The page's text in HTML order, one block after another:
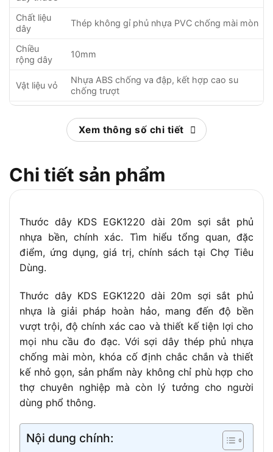
Chất liệu
dây
Thép không gỉ phủ nhựa PVC chống mài mòn
Chiều
rộng dây
10mm
Vật liệu vỏ
Nhựa ABS chống va đập, kết hợp cao su
chống trượt
±1mm trên 10m (theo tiêu chuẩn JIS Class 1)
Khóa cố định tự động, nút bấm nhả dây linh
Trọng
lượng
450g
thước vỏ
Tính năng
bổ sung
Móc thép không gỉ, dây đeo cổ tay, thước có
thể đứng thẳng trên bề mặt phẳng
Màu sắc
Xem thông số chi tiết
Chi tiết sản phẩm
Thước dây KDS EGK1220 dài 20m sợi sắt phủ
nhựa bền, chính xác. Tìm hiểu tổng quan, đặc
điểm, ứng dụng, giá trị, chính sách tại Chợ Tiêu
Dùng.
Thước dây KDS EGK1220 dài 20m sợi sắt phủ
nhựa là giải pháp hoàn hảo, mang đến độ bền
vượt trội, độ chính xác cao và thiết kế tiện lợi cho
mọi nhu cầu đo đạc. Với sợi dây thép phủ nhựa
chống mài mòn, khóa cố định chắc chắn và thiết
kế nhỏ gọn, sản phẩm này không chỉ phù hợp cho
thợ chuyên nghiệp mà còn lý tưởng cho người
dùng phổ thông.
Nội dung chính: